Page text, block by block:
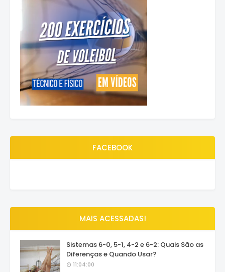
FACEBOOK
MAIS ACESSADAS!
Sistemas 6-0, 5-1, 4-2 e 6-2: Quais São as
Diferenças e Quando Usar?
11:04:00